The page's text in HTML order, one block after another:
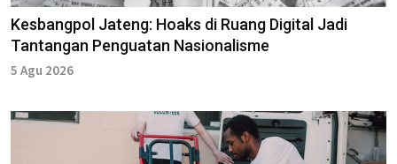
Kesbangpol Jateng: Hoaks di Ruang Digital Jadi
Tantangan Penguatan Nasionalisme
5 Agu 2026